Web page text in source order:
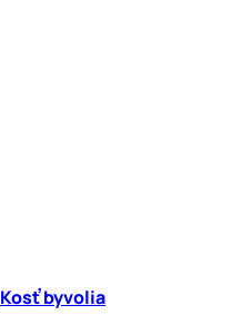
Kosť byvolia